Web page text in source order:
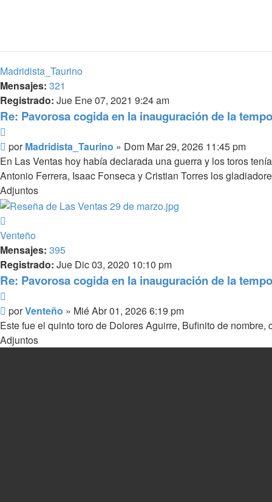
Madridista_Taurino
Mensajes: 321
Registrado: Jue Ene 07, 2021 9:24 am
Re: Pavorosa cogida en la inauguración de la
Mensaje
porMadridista_Taurino » Dom Mar 29, 2026 11:45 pm
En Las Ventas hoy había declarada una guerra y los toros
Antonio Ferrera, Isaac Fonseca y Cristian Torres los
Adjuntos
Venteño
Mensajes: 395
Registrado: Jue Dic 03, 2020 10:10 pm
Re: Pavorosa cogida en la inauguración de la
Mensaje
porVenteño » Mié Abr 01, 2026 6:19 pm
Este fue el quinto toro de Dolores Aguirre, Bufinito de
Adjuntos